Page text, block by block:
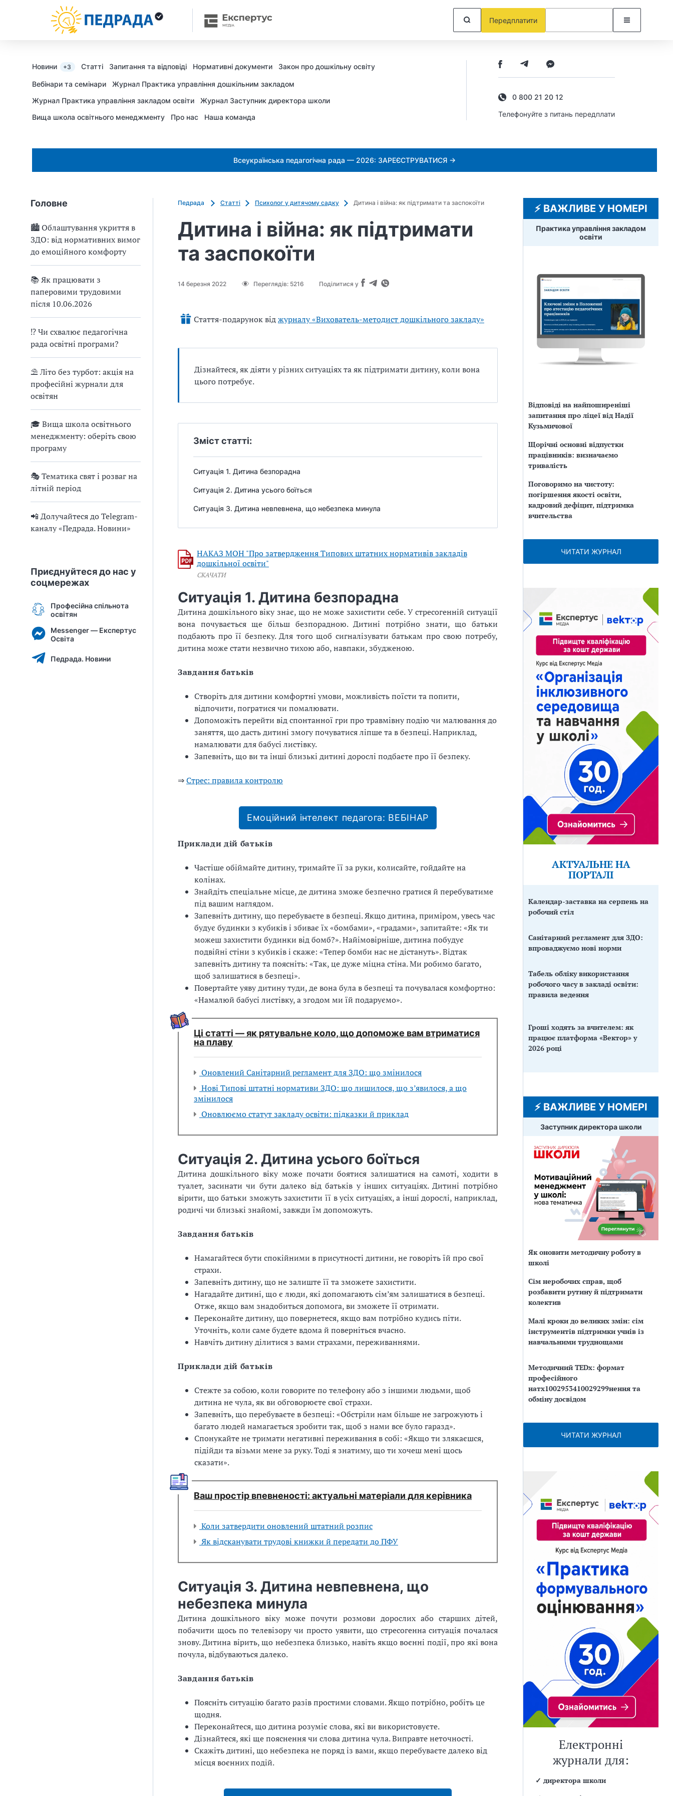
Передплатити
Новини +3 Статті Запитання та відповіді Нормативні документи Закон про дошкільну освіту
Вебінари та семінари
Журнал Практика управління дошкільним закладом
Журнал Практика управління закладом освіти
Журнал Заступник директора школи
Вища школа освітнього менеджменту
Про нас Наша команда
0 800 21 20 12
Телефонуйте з питань передплати
Всеукраїнська педагогічна рада — 2026: ЗАРЕЄСТРУВАТИСЯ →
Головне
🏙 Облаштування укриття в
ЗДО: від нормативних вимог
до емоційного комфорту
📚 Як працювати з
паперовими трудовими
після 10.06.2026
⁉ Чи схвалює педагогічна
рада освітні програми?
⛱ Літо без турбот: акція на
професійні журнали для
освітян
🎓 Вища школа освітнього
менеджменту: оберіть свою
програму
🎭 Тематика свят і розваг на
літній період
📲 Долучайтеся до Telegram-
каналу «Педрада. Новини»
Приєднуйтеся до нас у
соцмережах
Професійна спільнота
освітян
Messenger — Експертус
Освіта
Педрада. Новини
Педрада Статті Психолог у дитячому садку Дитина і війна: як підтримати та заспокоїти
Дитина і війна: як підтримати
та заспокоїти
14 березня 2022 Переглядів: 5216 Поділитися у
Стаття-подарунок віджурналу «Вихователь-методист дошкільного закладу»
Дізнайтеся, як діяти у різних ситуаціях та як підтримати дитину, коли вона
цього потребує.
Зміст статті:
Ситуація 1. Дитина безпорадна
Ситуація 2. Дитина усього боїться
Ситуація 3. Дитина невпевнена, що небезпека минула
НАКАЗ МОН "Про затвердження Типових штатних нормативів закладів
дошкільної освіти"
СКАЧАТИ
Ситуація 1. Дитина безпорадна
Дитина дошкільного віку знає, що не може захистити себе. У стресогенній ситуації
вона почувається ще більш безпорадною. Дитині потрібно знати, що батьки
подбають про її безпеку. Для того щоб сигналізувати батькам про свою потребу,
дитина може стати незвично тихою або, навпаки, збудженою.
Завдання батьків
Створіть для дитини комфортні умови, можливість поїсти та попити,
відпочити, погратися чи помалювати.
Допоможіть перейти від спонтанної гри про травмівну подію чи малювання до
заняття, що дасть дитині змогу почуватися ліпше та в безпеці. Наприклад,
намалювати для бабусі листівку.
Запевніть, що ви та інші близькі дитині дорослі подбаєте про її безпеку.
⇒Стрес: правила контролю
Емоційний інтелект педагога: ВЕБІНАР
Приклади дій батьків
Частіше обіймайте дитину, тримайте її за руки, колисайте, гойдайте на
колінах.
Знайдіть спеціальне місце, де дитина зможе безпечно гратися й перебуватиме
під вашим наглядом.
Запевніть дитину, що перебуваєте в безпеці. Якщо дитина, приміром, увесь час
будує будинки з кубиків і збиває їх «бомбами», «градами», запитайте: «Як ти
можеш захистити будинки від бомб?». Найімовірніше, дитина побудує
подвійні стіни з кубиків і скаже: «Тепер бомби нас не дістануть». Відтак
запевніть дитину та поясніть: «Так, це дуже міцна стіна. Ми робимо багато,
щоб залишатися в безпеці».
Повертайте уяву дитину туди, де вона була в безпеці та почувалася комфортно:
«Намалюй бабусі листівку, а згодом ми їй подаруємо».
Ці статті — як рятувальне коло, що допоможе вам втриматися
на плаву
Оновлений Санітарний регламент для ЗДО: що змінилося
Нові Типові штатні нормативи ЗДО: що лишилося, що з’явилося, а що
змінилося
Оновлюємо статут закладу освіти: підказки й приклад
Ситуація 2. Дитина усього боїться
Дитина дошкільного віку може почати боятися залишатися на самоті, ходити в
туалет, засинати чи бути далеко від батьків у інших ситуаціях. Дитині потрібно
вірити, що батьки зможуть захистити її в усіх ситуаціях, а інші дорослі, наприклад,
родичі чи близькі знайомі, завжди їм допоможуть.
Завдання батьків
Намагайтеся бути спокійними в присутності дитини, не говоріть їй про свої
страхи.
Запевніть дитину, що не залиште її та зможете захистити.
Нагадайте дитині, що є люди, які допомагають сім’ям залишатися в безпеці.
Отже, якщо вам знадобиться допомога, ви зможете її отримати.
Переконайте дитину, що повернетеся, якщо вам потрібно кудись піти.
Уточніть, коли саме будете вдома й поверніться вчасно.
Навчіть дитину ділитися з вами страхами, переживаннями.
Приклади дій батьків
Стежте за собою, коли говорите по телефону або з іншими людьми, щоб
дитина не чула, як ви обговорюєте свої страхи.
Запевніть, що перебуваєте в безпеці: «Обстріли нам більше не загрожують і
багато людей намагається зробити так, щоб з нами все було гаразд».
Спонукайте не тримати негативні переживання в собі: «Якщо ти злякаєшся,
підійди та візьми мене за руку. Тоді я знатиму, що ти хочеш мені щось
сказати».
Ваш простір впевненості: актуальні матеріали для керівника
Коли затвердити оновлений штатний розпис
Як відсканувати трудові книжки й передати до ПФУ
Ситуація 3. Дитина невпевнена, що
небезпека минула
Дитина дошкільного віку може почути розмови дорослих або старших дітей,
побачити щось по телевізору чи просто уявити, що стресогенна ситуація почалася
знову. Дитина вірить, що небезпека близько, навіть якщо воєнні події, про які вона
почула, відбуваються далеко.
Завдання батьків
Поясніть ситуацію багато разів простими словами. Якщо потрібно, робіть це
щодня.
Переконайтеся, що дитина розуміє слова, які ви використовуєте.
Дізнайтеся, які ще пояснення чи слова дитина чула. Виправте неточності.
Скажіть дитині, що небезпека не поряд із вами, якщо перебуваєте далеко від
місця воєнних подій.
⚡️ ВАЖЛИВЕ У НОМЕРІ
Практика управління закладом
освіти
Відповіді на найпоширеніші
запитання про ліцеї від Надії
Кузьмичової
Щорічні основні відпустки
працівників: визначаємо
тривалість
Поговоримо на чистоту:
погіршення якості освіти,
кадровий дефіцит, підтримка
вчительства
ЧИТАТИ ЖУРНАЛ
АКТУАЛЬНЕ НА
ПОРТАЛІ
Календар-заставка на серпень на
робочий стіл
Санітарний регламент для ЗДО:
впроваджуємо нові норми
Табель обліку використання
робочого часу в закладі освіти:
правила ведення
Гроші ходять за вчителем: як
працює платформа «Вектор» у
2026 році
⚡️ ВАЖЛИВЕ У НОМЕРІ
Заступник директора школи
Як оновити методичну роботу в
школі
Сім неробочих справ, щоб
розбавити рутину й підтримати
колектив
Малі кроки до великих змін: сім
інструментів підтримки учнів із
навчальними труднощами
Методичний TEDx: формат
професійного
натх1002953410029299нення та
обміну досвідом
ЧИТАТИ ЖУРНАЛ
Електронні
журнали для:
✓ директора школи